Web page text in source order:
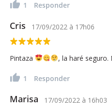
1 Responder
Cris 17/09/2022 à 17h06
Pintaza , la haré seguro.
1 Responder
Marisa 17/09/2022 à 16h03